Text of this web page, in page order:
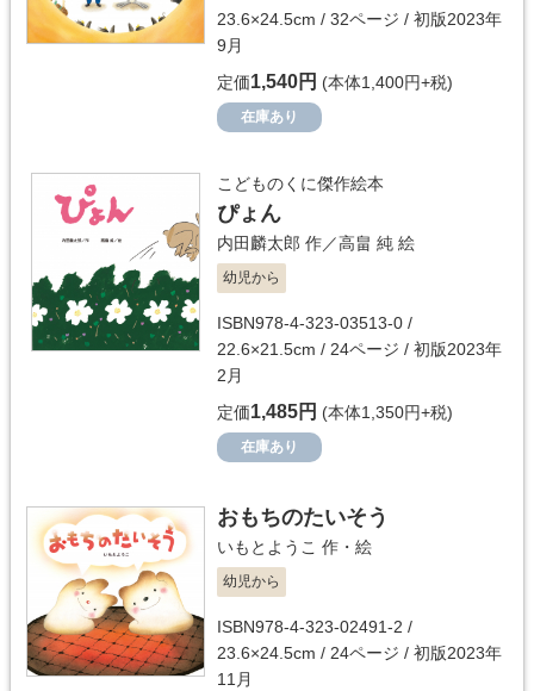
23.6×24.5cm / 32ページ / 初版2023年
9月
定価1,540円 (本体1,400円+税)
在庫あり
こどものくに傑作絵本
ぴょん
内田麟太郎 作／高畠 純 絵
幼児から
ISBN978-4-323-03513-0 /
22.6×21.5cm / 24ページ / 初版2023年
2月
定価1,485円 (本体1,350円+税)
在庫あり
おもちのたいそう
いもとようこ 作・絵
幼児から
ISBN978-4-323-02491-2 /
23.6×24.5cm / 24ページ / 初版2023年
11月